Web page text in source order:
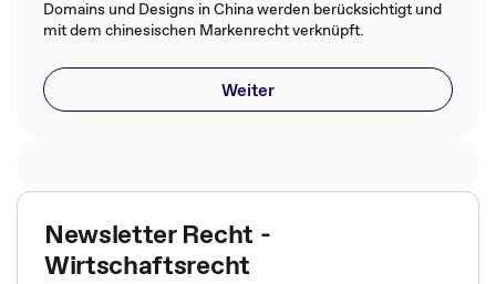
Domains und Designs in China werden berücksichtigt und
mit dem chinesischen Markenrecht verknüpft.
Weiter
Newsletter Recht -
Wirtschaftsrecht